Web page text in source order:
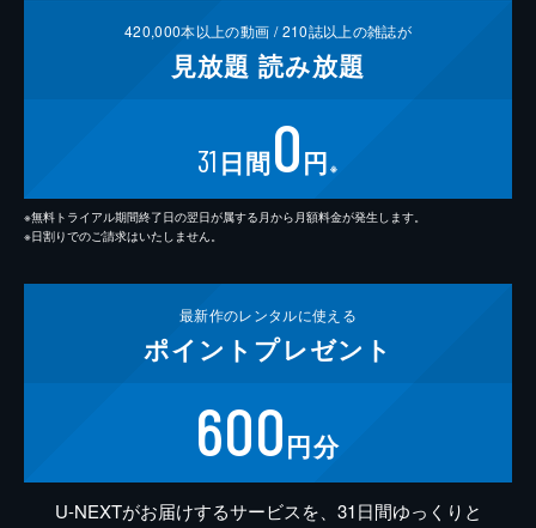
420,000本以上の動画 /210誌以上の雑誌が
見放題 読み放題
31 日間0円 ※
※無料トライアル期間終了日の翌日が属する月から月額料金が発生します。
※日割りでのご請求はいたしません。
最新作のレンタルに使える
ポイント プレゼント
600円分
U-NEXTがお届けするサービスを、31日間ゆっくりと